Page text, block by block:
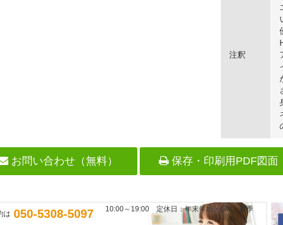
注釈
お問い合わせ（無料） 保存・印刷用PDF図面
は 050-5308-5097 10:00～19:00 定休日：年末年始・GW・夏季